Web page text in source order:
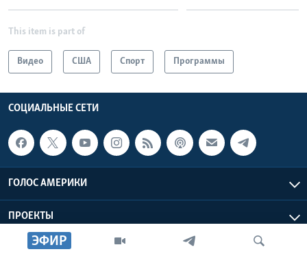
ЭФИР
This item is part of
Видео США Спорт Программы
СОЦИАЛЬНЫЕ СЕТИ
ГОЛОС АМЕРИКИ
ПРОЕКТЫ